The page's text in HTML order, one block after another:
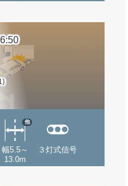
幅5.5～
13.0m
他
３灯式信号